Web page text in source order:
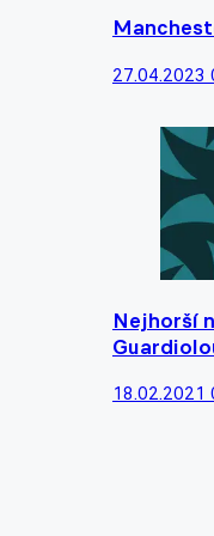
27.04.2023
Nejhorší
18.02.2021